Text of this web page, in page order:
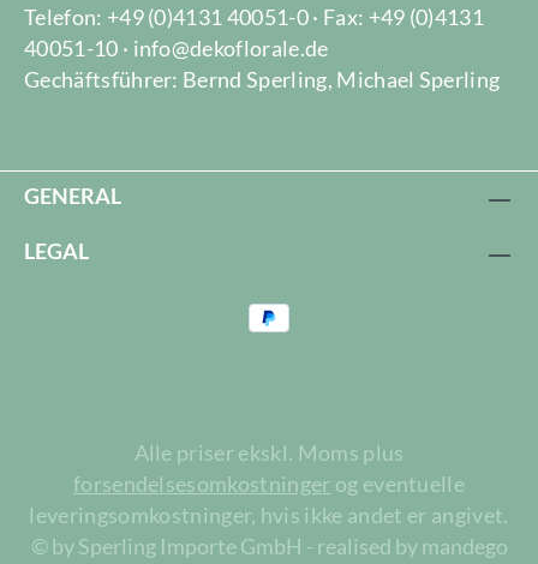
Telefon: +49 (0)4131 40051-0 · Fax: +49 (0)4131
40051-10 · info@dekoflorale.de
Gechäftsführer: Bernd Sperling, Michael Sperling
GENERAL
LEGAL
Alle priser ekskl. Moms plus
forsendelsesomkostninger og eventuelle
leveringsomkostninger, hvis ikke andet er angivet.
© by Sperling Importe GmbH - realised by mandego